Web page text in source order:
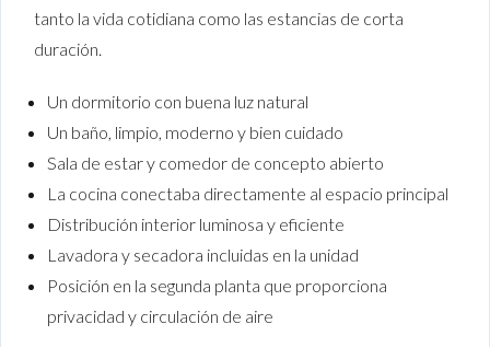
tanto la vida cotidiana como las estancias de corta
duración.
Un dormitorio con buena luz natural
Un baño, limpio, moderno y bien cuidado
Sala de estar y comedor de concepto abierto
La cocina conectaba directamente al espacio principal
Distribución interior luminosa y eficiente
Lavadora y secadora incluidas en la unidad
Posición en la segunda planta que proporciona
privacidad y circulación de aire